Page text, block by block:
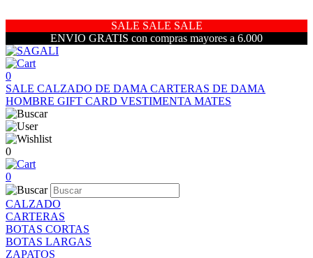
SALE SALE SALE
ENVIO GRATIS con compras mayores a 6.000
0
SALE CALZADO DE DAMA CARTERAS DE DAMA
HOMBRE GIFT CARD VESTIMENTA MATES
0
0
CALZADO
CARTERAS
BOTAS CORTAS
BOTAS LARGAS
ZAPATOS